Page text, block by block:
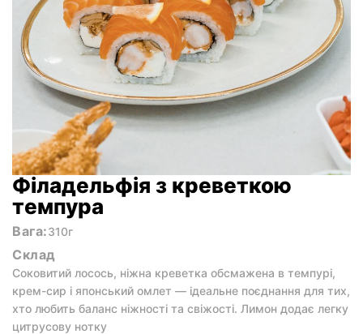
Філадельфія з креветкою
темпура
Вага:310г
Склад
Соковитий лосось, ніжна креветка обсмажена в темпурі,
крем-сир і японський омлет — ідеальне поєднання для тих,
хто любить баланс ніжності та свіжості. Лимон додає легку
цитрусову нотку